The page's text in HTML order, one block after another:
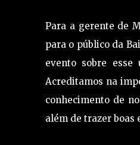
Para a gerente de
para o público da
evento sobre
Acreditamos na
conhecimento de
além de trazer boas